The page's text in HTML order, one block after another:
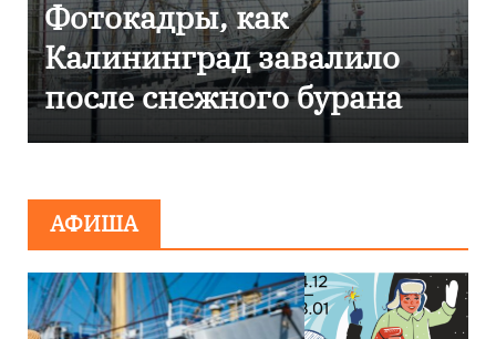
завалило
бурана
Фоторепортаж
Калининграде
эвакуировали
сообщения о
АФИША